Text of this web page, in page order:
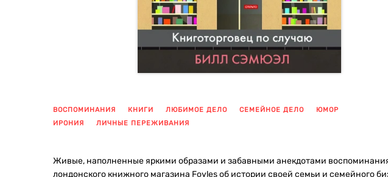
ВОСПОМИНАНИЯ КНИГИ ЛЮБИМОЕ ДЕЛО СЕМЕЙНОЕ ДЕЛО
ЮМОР
ИРОНИЯ
ЛИЧНЫЕ ПЕРЕЖИВАНИЯ
Живые, наполненные яркими образами и забавными анекдотами
лондонского книжного магазина Foyles об истории своей семьи и семейного